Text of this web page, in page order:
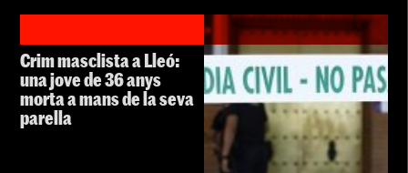
Crim masclista a Lleó:
una jove de 36 anys
morta a mans de la seva
parella